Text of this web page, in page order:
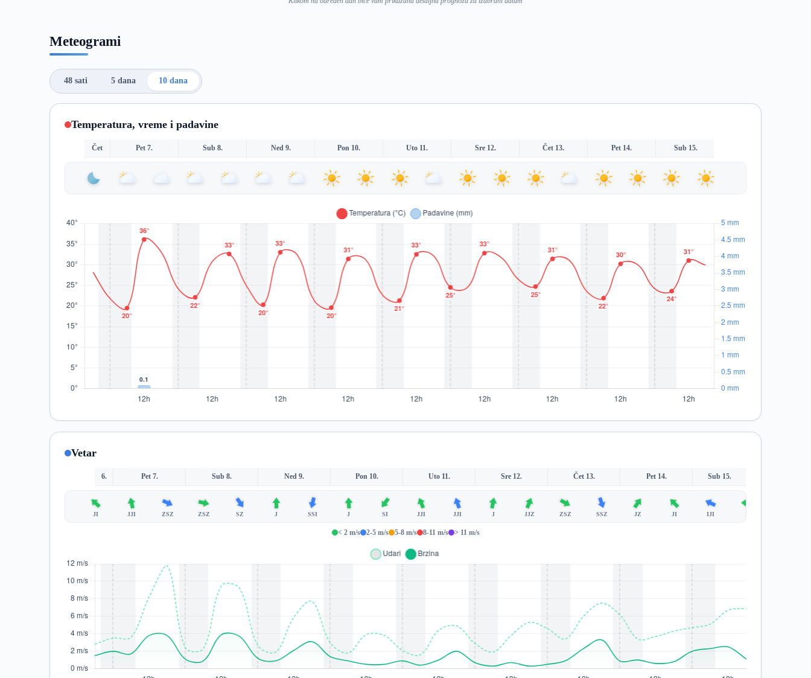
Meteogrami
48 sati 5 dana 10 dana
Temperatura, vreme i padavine
Čet Pet 7. Sub 8. Ned 9. Pon 10. Uto 11. Sre 12. Čet 13. Pet 14. Sub 15.
Vetar
6. Pet 7. Sub 8. Ned 9. Pon 10. Uto 11. Sre 12. Čet 13. Pet 14. Sub 15.
JI JJI ZSZ ZSZ SZ J SSI J SI JJI JJI J JJZ ZSZ SSZ JZ JI IJI I
< 2 m/s 2-5 m/s 5-8 m/s 8-11 m/s > 11 m/s